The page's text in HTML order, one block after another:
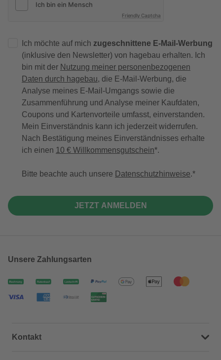
Friendly Captcha
Ich möchte auf mich zugeschnittene E-Mail-Werbung
(inklusive den Newsletter) von hagebau erhalten. Ich
bin mit der Nutzung meiner personenbezogenen
Daten durch hagebau, die E-Mail-Werbung, die
Analyse meines E-Mail-Umgangs sowie die
Zusammenführung und Analyse meiner Kaufdaten,
Coupons und Kartenvorteile umfasst, einverstanden.
Mein Einverständnis kann ich jederzeit widerrufen.
Nach Bestätigung meines Einverständnisses erhalte
ich einen 10 € Willkommensgutschein*.
Bitte beachte auch unsere Datenschutzhinweise.
JETZT ANMELDEN
Unsere Zahlungsarten
Kontakt